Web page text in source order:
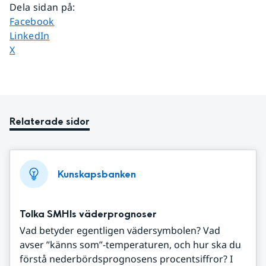
Dela sidan på:
Dela sidan på
Facebook
Dela sidan på
LinkedIn
Dela sidan på
X
Relaterade sidor
Kunskapsbanken
Tolka SMHIs väderprognoser
Vad betyder egentligen vädersymbolen? Vad
avser ”känns som”-temperaturen, och hur ska du
förstå nederbördsprognosens procentsiffror? I